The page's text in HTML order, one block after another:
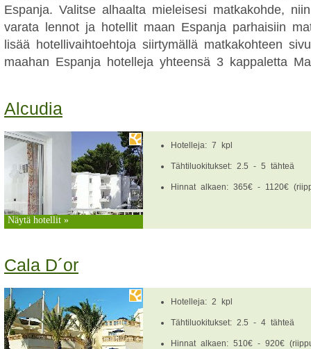
Espanja. Valitse alhaalta mieleisesi matkakohde,
varata lennot ja hotellit maan Espanja parhaisiin
lisää hotellivaihtoehtoja siirtymällä matkakohteen
maahan Espanja hotelleja yhteensä 3 kappaletta
Alcudia
Hotelleja: 7 kpl
Tähtiluokitukset: 2.5 - 5 tähteä
Hinnat alkaen: 365€ - 1120€
Näytä hotellit »
Cala D´or
Hotelleja: 2 kpl
Tähtiluokitukset: 2.5 - 4 tähteä
Hinnat alkaen: 510€ - 920€